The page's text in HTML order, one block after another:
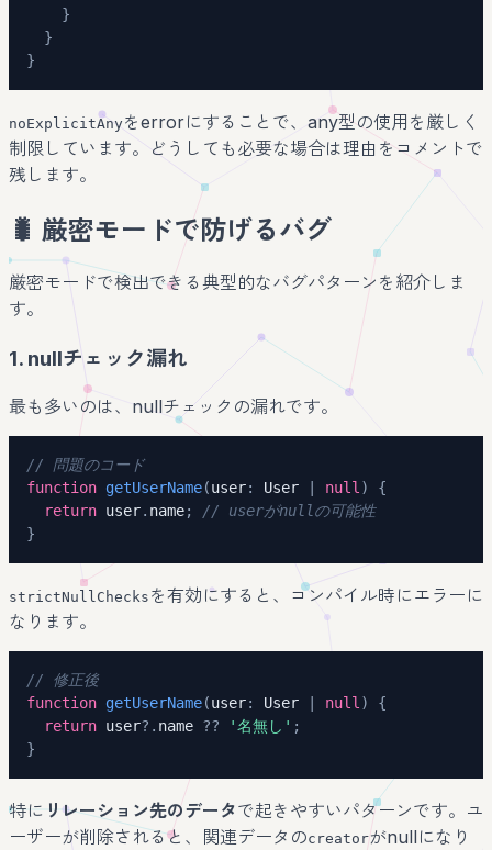
}
}
}
noExplicitAnyをerrorにすることで、any型の使用を厳しく
制限しています。どうしても必要な場合は理由をコメントで
残します。
🐛 厳密モードで防げるバグ
厳密モードで検出できる典型的なバグパターンを紹介しま
す。
1. nullチェック漏れ
最も多いのは、nullチェックの漏れです。
// 問題のコード
function getUserName(user: User null )
{
return user. name;
// userがnullの可能性
}
strictNullChecks を有効にすると、コンパイル時にエラーに
なります。
// 修正後
function getUserName(user: User null )
{
return user?. name ?? '名無し' ;
}
特に リレーション先のデータで起きやすいパターンです。ユ
ーザーが削除されると、関連データのcreatorがnullになり